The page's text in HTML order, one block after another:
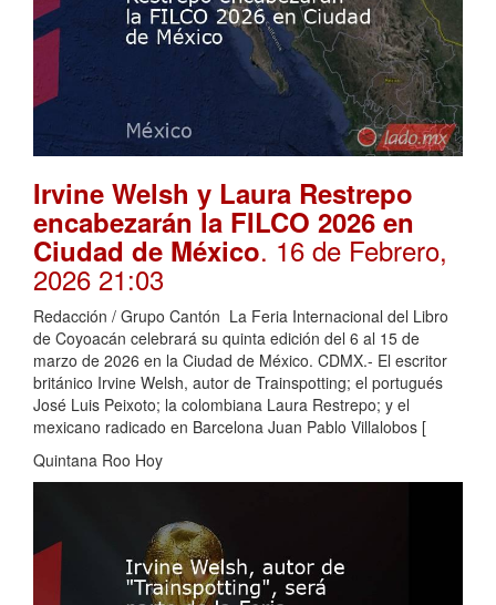
Irvine Welsh y Laura Restrepo
encabezarán la FILCO 2026 en
Ciudad de México. 16 de Febrero,
2026 21:03
Redacción / Grupo Cantón La Feria Internacional del Libro
de Coyoacán celebrará su quinta edición del 6 al 15 de
marzo de 2026 en la Ciudad de México. CDMX.- El escritor
británico Irvine Welsh, autor de Trainspotting; el portugués
José Luis Peixoto; la colombiana Laura Restrepo; y el
mexicano radicado en Barcelona Juan Pablo Villalobos [
Quintana Roo Hoy